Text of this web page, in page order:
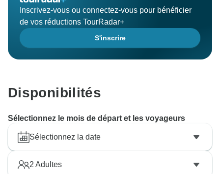
Inscrivez-vous ou connectez-vous pour bénéficier
de vos réductions TourRadar+
S'inscrire
Disponibilités
Sélectionnez le mois de départ et les voyageurs
Sélectionnez la date
2 Adultes